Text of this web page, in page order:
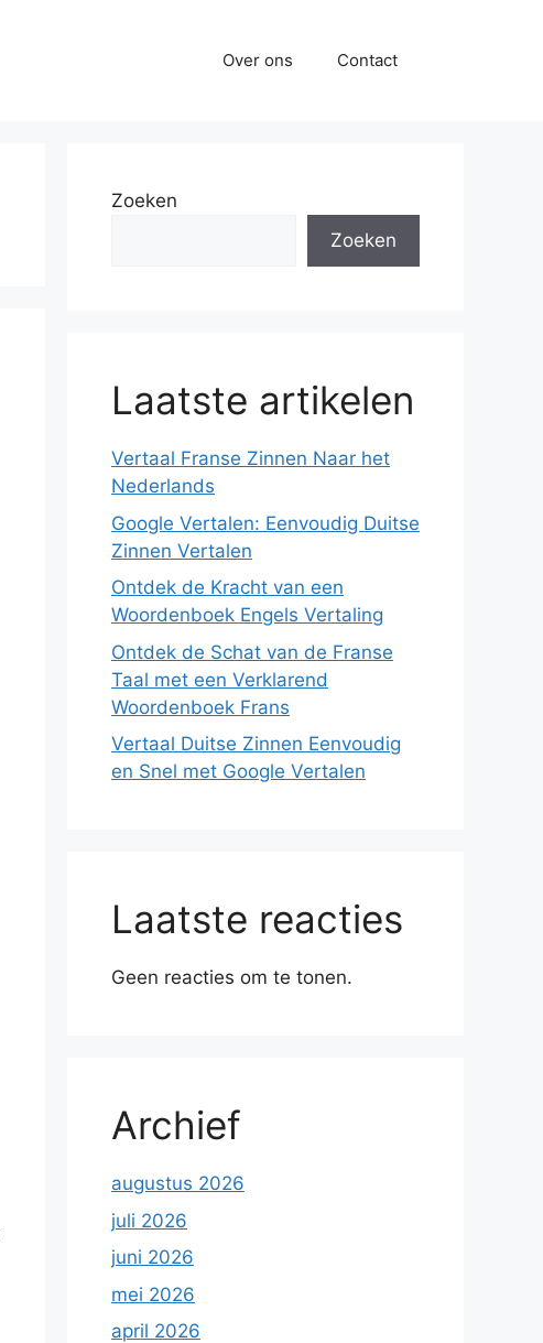
Over ons Contact
Zoeken
Zoeken
Laatste artikelen
Vertaal Franse Zinnen Naar het
Nederlands
Google Vertalen: Eenvoudig Duitse
Zinnen Vertalen
Ontdek de Kracht van een
Woordenboek Engels Vertaling
Ontdek de Schat van de Franse
Taal met een Verklarend
Woordenboek Frans
Vertaal Duitse Zinnen Eenvoudig
en Snel met Google Vertalen
Laatste reacties
Geen reacties om te tonen.
Archief
augustus 2026
juli 2026
juni 2026
mei 2026
april 2026